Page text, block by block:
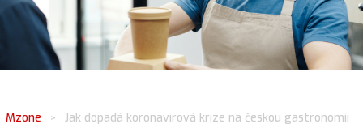
Mzone >
Jak dopadá koronavirová krize na českou gastronomii